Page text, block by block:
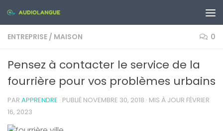
Skip to content
ENTREPRISE / MAISON 0
Pensez à contacter le service de la
fourrière pour vos problèmes urbains
PAR APPRENDRE · PUBLIÉ NOVEMBRE 30, 2018 · MIS À JOUR FÉVRIER
16, 2023